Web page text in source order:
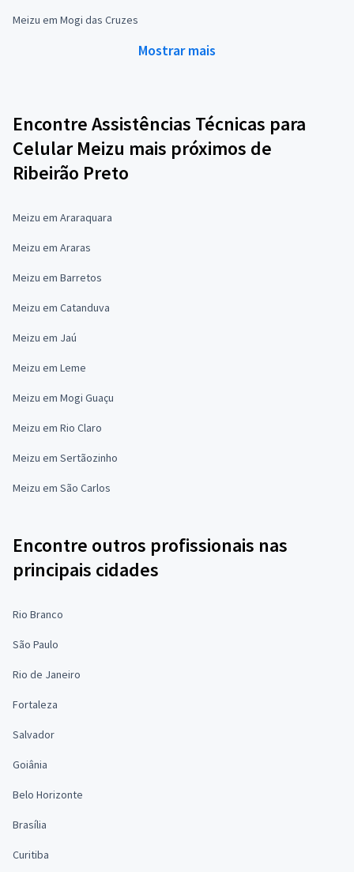
Meizu em Mogi das Cruzes
Mostrar mais
Encontre Assistências Técnicas para
Celular Meizu mais próximos de
Ribeirão Preto
Meizu em Araraquara
Meizu em Araras
Meizu em Barretos
Meizu em Catanduva
Meizu em Jaú
Meizu em Leme
Meizu em Mogi Guaçu
Meizu em Rio Claro
Meizu em Sertãozinho
Meizu em São Carlos
Encontre outros profissionais nas
principais cidades
Rio Branco
São Paulo
Rio de Janeiro
Fortaleza
Salvador
Goiânia
Belo Horizonte
Brasília
Curitiba